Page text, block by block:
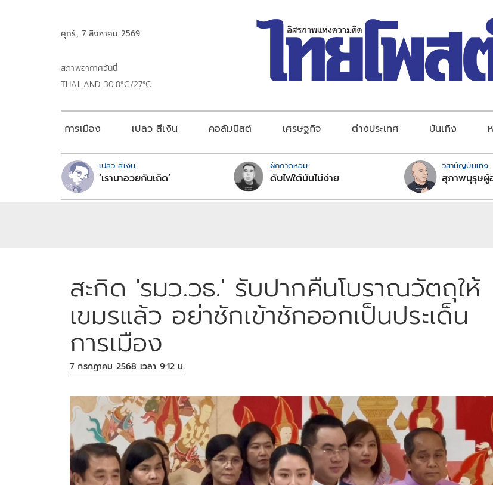
ศุกร์, 7 สิงหาคม 2569
สภาพอากาศวันนี้
THAILAND 30.8°C/27°C
การเมือง เปลว สีเงิน คอลัมนิสต์ เศรษฐกิจ ต่างประเทศ บันเทิง
เปลว สีเงิน
‘เรามาอวยกันเถิด’
ผักกาดหอม
ดับไฟใต้มันไม่ง่าย
วิสามัญบันเทิง
สุภาพบุรุษผู้
สะกิด 'รมว.วธ.' รับปากคืนโบราณวัตถุให้
เขมรแล้ว อย่าชักเข้าชักออกเป็นประเด็น
การเมือง
7 กรกฎาคม 2568 เวลา 9:12 น.